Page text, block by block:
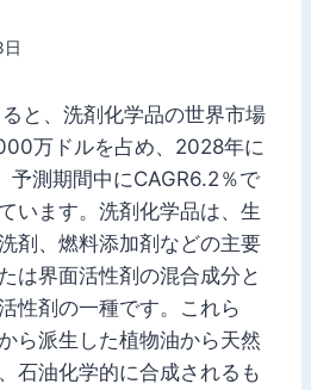
と、洗剤化学品の世界市場
万ドルを占め、2028年に
予測期間中にCAGR6.2％で
います。洗剤化学品は、生
剤、燃料添加剤などの主要
は界面活性剤の混合成分と
性剤の一種です。これら
ら派生した植物油から天然
石油化学的に合成されるも